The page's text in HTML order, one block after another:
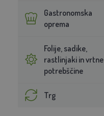
Gastronomska
oprema
Folije, sadike,
rastlinjaki in vrtne
potrebščine
Trg